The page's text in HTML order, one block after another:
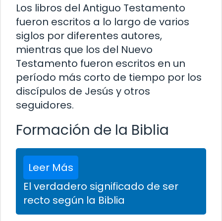
Los libros del Antiguo Testamento
fueron escritos a lo largo de varios
siglos por diferentes autores,
mientras que los del Nuevo
Testamento fueron escritos en un
período más corto de tiempo por los
discípulos de Jesús y otros
seguidores.
Formación de la Biblia
Leer Más
El verdadero significado de ser
recto según la Biblia